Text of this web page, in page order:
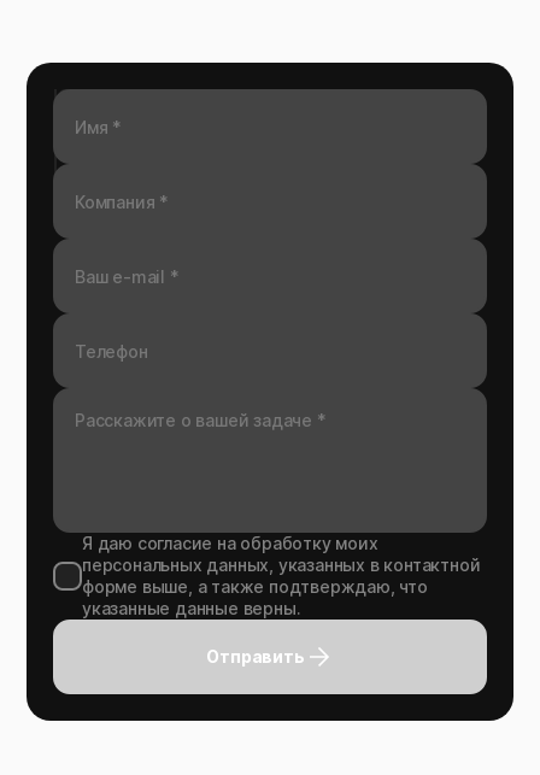
Я даю согласие на обработку моих
персональных данных, указанных в контактной
форме выше, а также подтверждаю, что
указанные данные верны.
Отправить